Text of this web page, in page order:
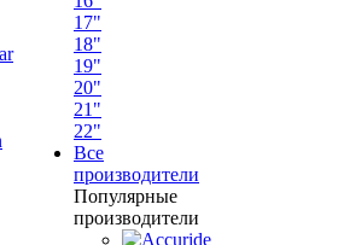
17"
18"
19"
20"
21"
22"
Все
производители
Популярные
производители